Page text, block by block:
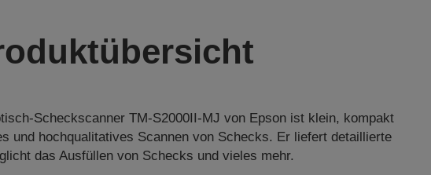
Scheckscanner TM-S2000II-MJ von Epson ist klein, kompakt
und hochqualitatives Scannen von Schecks. Er liefert detaillierte
das Ausfüllen von Schecks und vieles mehr.